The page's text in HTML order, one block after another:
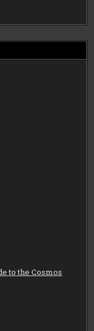
to the Cosmos